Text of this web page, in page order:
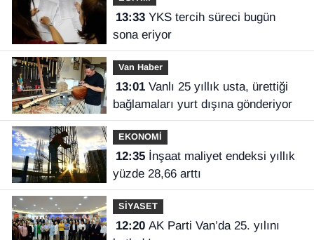
13:33YKS tercih süreci bugün
sona eriyor
Van Haber
13:01Vanlı 25 yıllık usta, ürettiği
bağlamaları yurt dışına gönderiyor
EKONOMİ
12:35İnşaat maliyet endeksi yıllık
yüzde 28,66 arttı
SİYASET
12:20AK Parti Van’da 25. yılını